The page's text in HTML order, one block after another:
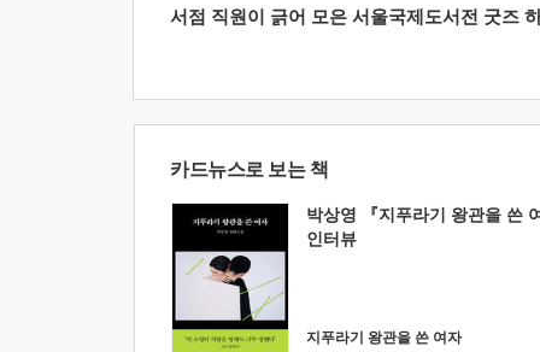
서점 직원이 긁어 모은 서울국제도서전 굿즈
카드뉴스로 보는 책
박상영 『지푸라기 왕관을 쓴
인터뷰
지푸라기 왕관을 쓴 여자